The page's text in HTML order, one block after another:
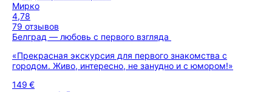
Мирко
4,78
79 отзывов
Белград — любовь с первого взгляда
«Прекрасная экскурсия для первого знакомства с
городом. Живо, интересно, не занудно и с юмором!»
149 €